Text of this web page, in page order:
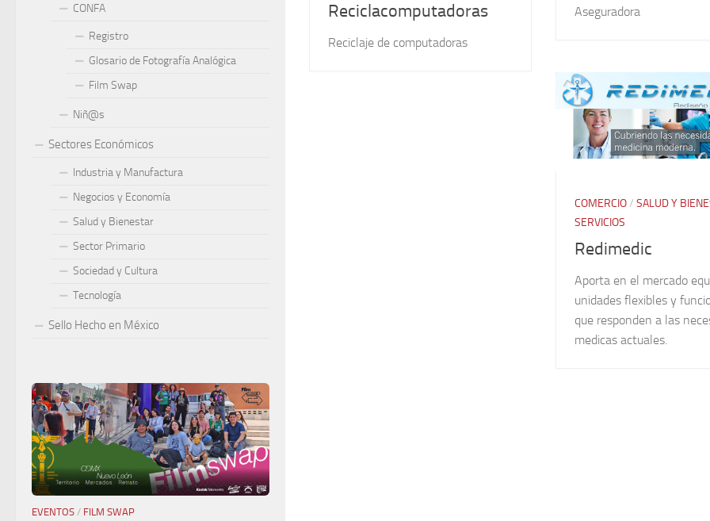
Reciclacomputadoras
Reciclaje de computadoras
Aseguradora
COMERCIO/SALUD Y
SERVICIOS
Redimedic
Aporta en el mercado
unidades flexibles y
que responden a las
medicas actuales.
CONFA
Registro
Glosario de Fotografía Analógica
Film Swap
Niñ@s
Sectores Económicos
Industria y Manufactura
Negocios y Economía
Salud y Bienestar
Sector Primario
Sociedad y Cultura
Tecnología
Sello Hecho en México
EVENTOS / FILM SWAP